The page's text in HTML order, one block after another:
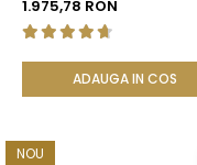
1.975,78 RON
ADAUGA IN COS
NOU